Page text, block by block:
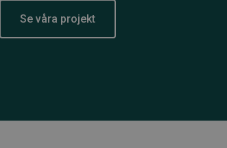
Se våra projekt